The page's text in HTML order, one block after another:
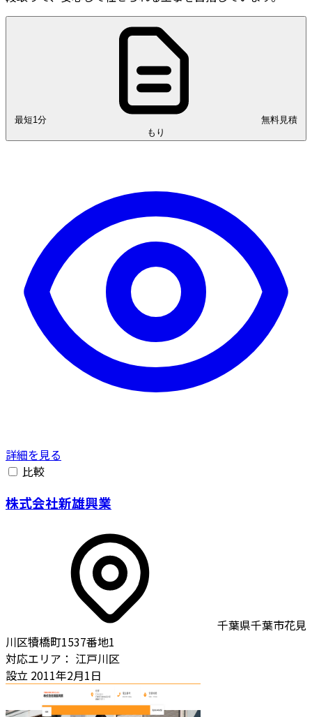
最短1分
もり
詳細を見る
比較
株式会社新雄興業
千葉県千葉市花見
川区犢橋町1537番地1
対応エリア： 江戸川区
設立 2011年2月1日